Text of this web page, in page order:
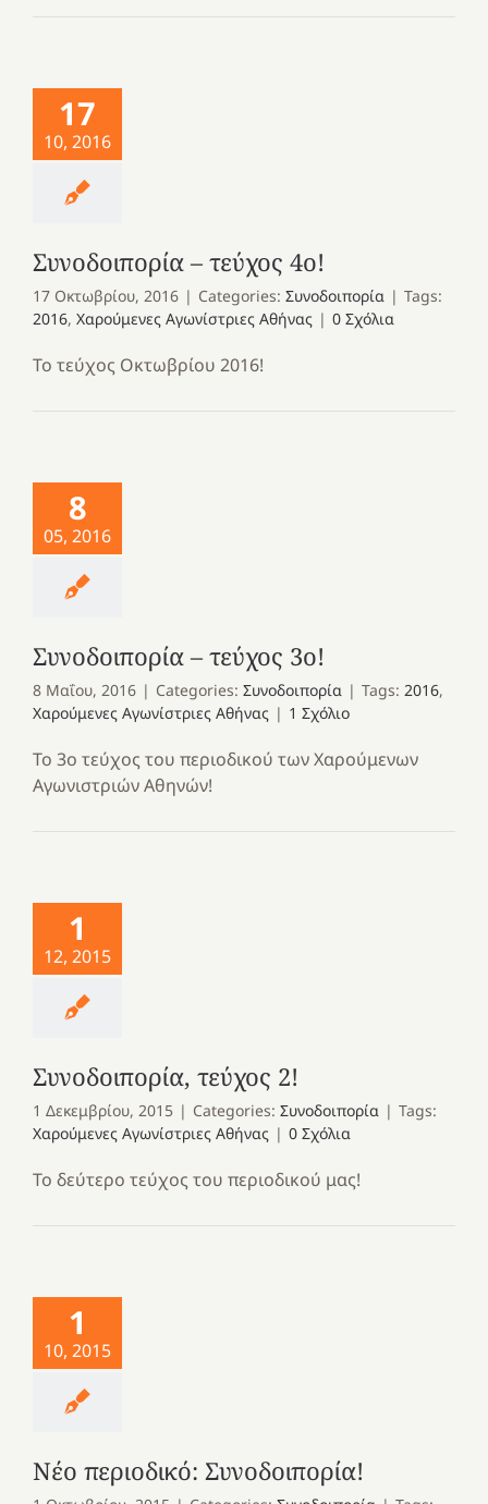
17
10, 2016
Συνοδοιπορία – τεύχος 4ο!
17 Οκτωβρίου, 2016 | Categories: Συνοδοιπορία | Tags:
2016, Χαρούμενες Αγωνίστριες Αθήνας | 0 Σχόλια
Το τεύχος Οκτωβρίου 2016!
8
05, 2016
Συνοδοιπορία – τεύχος 3ο!
8 Μαΐου, 2016 | Categories: Συνοδοιπορία | Tags: 2016,
Χαρούμενες Αγωνίστριες Αθήνας | 1 Σχόλιο
Το 3ο τεύχος του περιοδικού των Χαρούμενων
Αγωνιστριών Αθηνών!
1
12, 2015
Συνοδοιπορία, τεύχος 2!
1 Δεκεμβρίου, 2015 | Categories: Συνοδοιπορία | Tags:
Χαρούμενες Αγωνίστριες Αθήνας | 0 Σχόλια
Το δεύτερο τεύχος του περιοδικού μας!
1
10, 2015
Νέο περιοδικό: Συνοδοιπορία!